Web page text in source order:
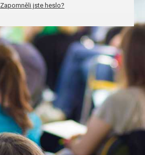
Zapomněli jste heslo?